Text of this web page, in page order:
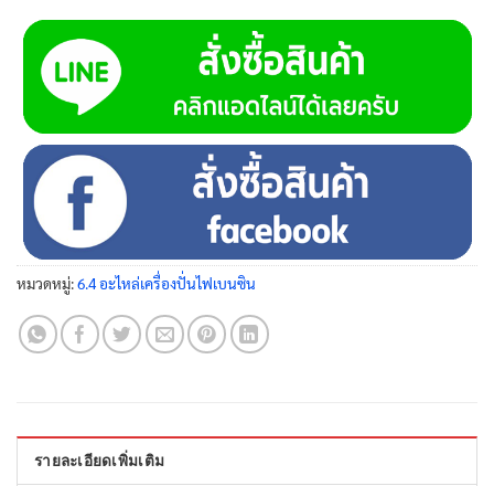
หมวดหมู่:6.4 อะไหล่เครื่องปั่นไฟเบนซิน
รายละเอียดเพิ่มเติม